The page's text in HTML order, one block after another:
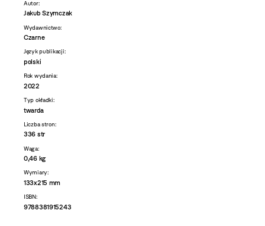
Autor:
Jakub Szymczak
Wydawnictwo:
Czarne
Język publikacji:
polski
Rok wydania:
2022
Typ okładki:
twarda
Liczba stron:
336 str
Waga:
0,46 kg
Wymiary:
133x215 mm
ISBN:
9788381915243